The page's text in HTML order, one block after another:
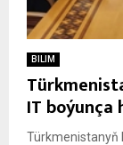
BILIM
IT
Türkmenistanyň